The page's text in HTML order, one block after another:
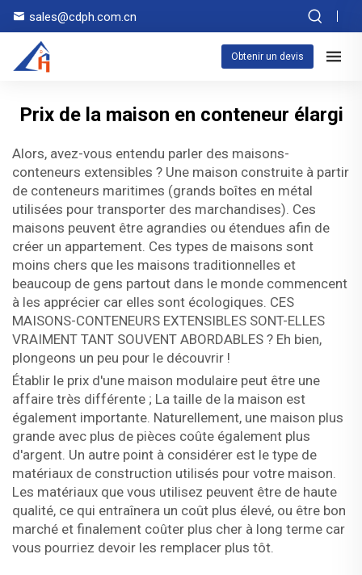
sales@cdph.com.cn
Obtenir un devis
Prix de la maison en conteneur élargi
Alors, avez-vous entendu parler des maisons-
conteneurs extensibles ? Une maison construite à partir
de conteneurs maritimes (grands boîtes en métal
utilisées pour transporter des marchandises). Ces
maisons peuvent être agrandies ou étendues afin de
créer un appartement. Ces types de maisons sont
moins chers que les maisons traditionnelles et
beaucoup de gens partout dans le monde commencent
à les apprécier car elles sont écologiques. CES
MAISONS-CONTENEURS EXTENSIBLES SONT-ELLES
VRAIMENT TANT SOUVENT ABORDABLES ? Eh bien,
plongeons un peu pour le découvrir !
Établir le prix d'une maison modulaire peut être une
affaire très différente ; La taille de la maison est
également importante. Naturellement, une maison plus
grande avec plus de pièces coûte également plus
d'argent. Un autre point à considérer est le type de
matériaux de construction utilisés pour votre maison.
Les matériaux que vous utilisez peuvent être de haute
qualité, ce qui entraînera un coût plus élevé, ou être bon
marché et finalement coûter plus cher à long terme car
vous pourriez devoir les remplacer plus tôt.